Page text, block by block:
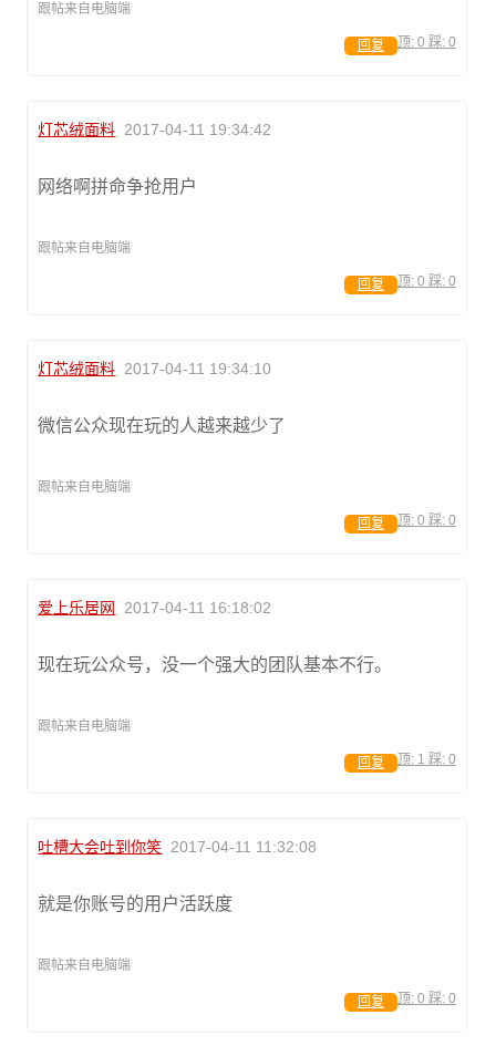
跟帖来自电脑端
顶: 0 踩: 0
回复
灯芯绒面料 2017-04-11 19:34:42
网络啊拼命争抢用户
跟帖来自电脑端
顶: 0 踩: 0
回复
灯芯绒面料 2017-04-11 19:34:10
微信公众现在玩的人越来越少了
跟帖来自电脑端
顶: 0 踩: 0
回复
爱上乐居网 2017-04-11 16:18:02
现在玩公众号，没一个强大的团队基本不行。
跟帖来自电脑端
顶: 1 踩: 0
回复
吐槽大会吐到你笑 2017-04-11 11:32:08
就是你账号的用户活跃度
跟帖来自电脑端
顶: 0 踩: 0
回复